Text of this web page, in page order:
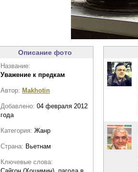
Описание фото
Название:
Уважение к предкам
Автор: Makhotin
Добавлено: 04 февраля 2012
года
Категория: Жанр
Страна: Вьетнам
Ключевые слова: